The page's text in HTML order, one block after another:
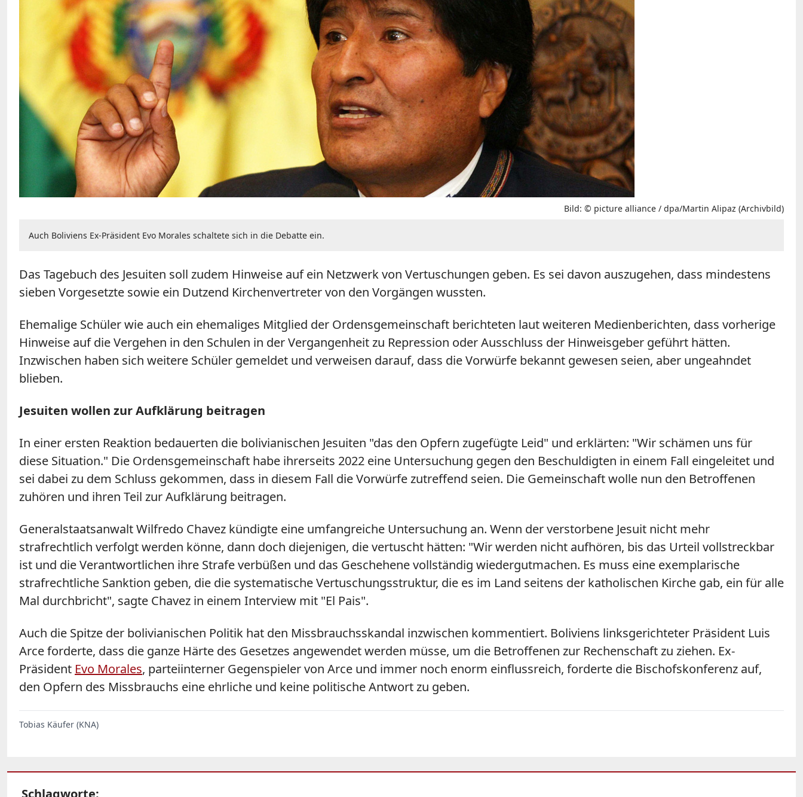
Bild: © picture alliance / dpa/Martin Alipaz (Archivbild)
Auch Boliviens Ex-Präsident Evo Morales schaltete sich in die Debatte ein.
Das Tagebuch des Jesuiten soll zudem Hinweise auf ein Netzwerk von Vertuschungen geben. Es sei davon auszugehen, dass mindestens
sieben Vorgesetzte sowie ein Dutzend Kirchenvertreter von den Vorgängen wussten.
Ehemalige Schüler wie auch ein ehemaliges Mitglied der Ordensgemeinschaft berichteten laut weiteren Medienberichten, dass vorherige
Hinweise auf die Vergehen in den Schulen in der Vergangenheit zu Repression oder Ausschluss der Hinweisgeber geführt hätten.
Inzwischen haben sich weitere Schüler gemeldet und verweisen darauf, dass die Vorwürfe bekannt gewesen seien, aber ungeahndet
blieben.
Jesuiten wollen zur Aufklärung beitragen
In einer ersten Reaktion bedauerten die bolivianischen Jesuiten "das den Opfern zugefügte Leid" und erklärten: "Wir schämen uns für
diese Situation." Die Ordensgemeinschaft habe ihrerseits 2022 eine Untersuchung gegen den Beschuldigten in einem Fall eingeleitet und
sei dabei zu dem Schluss gekommen, dass in diesem Fall die Vorwürfe zutreffend seien. Die Gemeinschaft wolle nun den Betroffenen
zuhören und ihren Teil zur Aufklärung beitragen.
Generalstaatsanwalt Wilfredo Chavez kündigte eine umfangreiche Untersuchung an. Wenn der verstorbene Jesuit nicht mehr
strafrechtlich verfolgt werden könne, dann doch diejenigen, die vertuscht hätten: "Wir werden nicht aufhören, bis das Urteil vollstreckbar
ist und die Verantwortlichen ihre Strafe verbüßen und das Geschehene vollständig wiedergutmachen. Es muss eine exemplarische
strafrechtliche Sanktion geben, die die systematische Vertuschungsstruktur, die es im Land seitens der katholischen Kirche gab, ein für alle
Mal durchbricht", sagte Chavez in einem Interview mit "El Pais".
Auch die Spitze der bolivianischen Politik hat den Missbrauchsskandal inzwischen kommentiert. Boliviens linksgerichteter Präsident Luis
Arce forderte, dass die ganze Härte des Gesetzes angewendet werden müsse, um die Betroffenen zur Rechenschaft zu ziehen. Ex-
Präsident Evo Morales, parteiinterner Gegenspieler von Arce und immer noch enorm einflussreich, forderte die Bischofskonferenz auf,
den Opfern des Missbrauchs eine ehrliche und keine politische Antwort zu geben.
Tobias Käufer (KNA)
Schlagworte: